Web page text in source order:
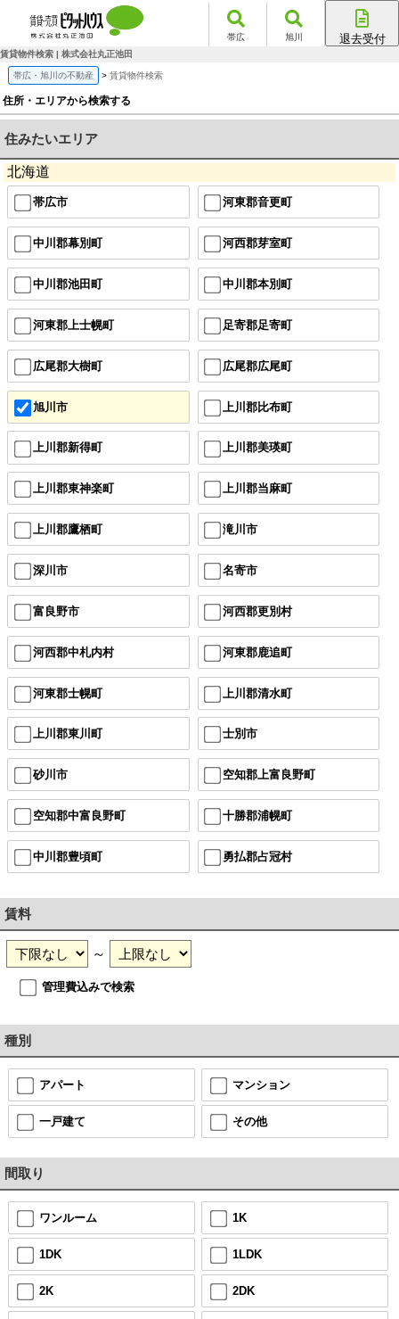
帯広 旭川 退去受付
賃貸物件検索 | 株式会社丸正池田
帯広・旭川の不動産 賃貸物件検索
住所・エリアから検索する
住みたいエリア
北海道
帯広市 河東郡音更町
中川郡幕別町 河西郡芽室町
中川郡池田町 中川郡本別町
河東郡上士幌町 足寄郡足寄町
広尾郡大樹町 広尾郡広尾町
旭川市 上川郡比布町
上川郡新得町 上川郡美瑛町
上川郡東神楽町 上川郡当麻町
上川郡鷹栖町 滝川市
深川市 名寄市
富良野市 河西郡更別村
河西郡中札内村 河東郡鹿追町
河東郡士幌町 上川郡清水町
上川郡東川町 士別市
砂川市 空知郡上富良野町
空知郡中富良野町 十勝郡浦幌町
中川郡豊頃町 勇払郡占冠村
賃料
～
管理費込みで検索
種別
アパート マンション
一戸建て その他
間取り
ワンルーム 1K
1DK 1LDK
2K 2DK